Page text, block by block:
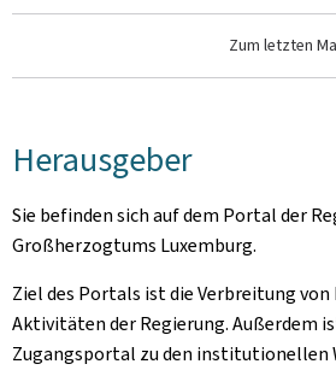
Zum letzten
Herausgeber
Sie befinden sich auf dem Portal der
Großherzogtums Luxemburg.
Ziel des Portals ist die Verbreitung
Aktivitäten der Regierung. Außerdem
Zugangsportal zu den institutionellen